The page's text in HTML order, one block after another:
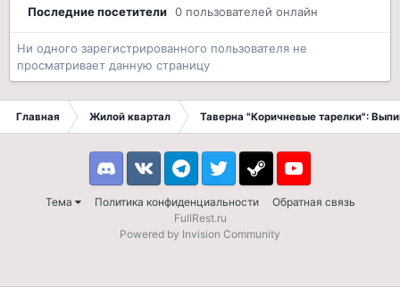
Последние посетители 0 пользователей онлайн
Ни одного зарегистрированного пользователя не
просматривает данную страницу
Главная Жилой квартал Таверна "Коричневые тарелки":
Тема Политика конфиденциальности Обратная связь
DiscordVK TelegramTwitter Steam Youtube
FullRest.ru
Powered by Invision Community